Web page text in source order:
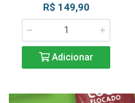
R$ 149,90
Adicionar